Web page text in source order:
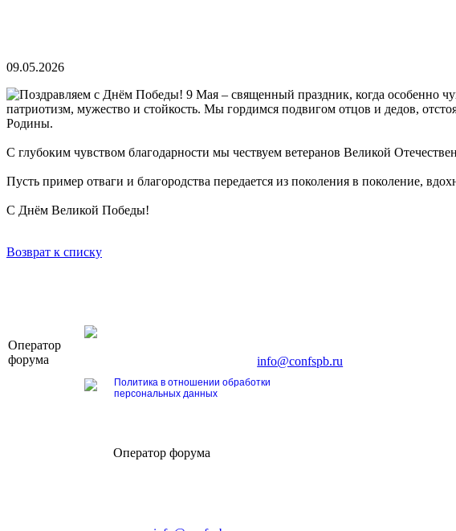
09.05.2026
9 Мая – священный праздник, когда особенно
патриотизм, мужество и стойкость. Мы гордимся подвигом отцов и дедов,
Родины.
С глубоким чувством благодарности мы чествуем ветеранов Великой
Пусть пример отваги и благородства передается из поколения в поколение,
С Днём Великой Победы!
Возврат к списку
Оператор
форума
Тел. +7 (812) 327-93-70, E-mail:info@confspb.ru
Политика в отношении обработки
персональных данных
Оператор форума